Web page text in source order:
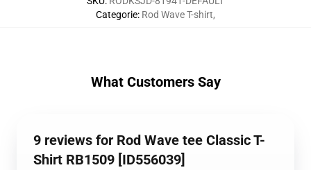
Categorie: Rod Wave T-shirt,
What Customers Say
9 reviews for Rod Wave tee Classic T-
Shirt RB1509 [ID556039]